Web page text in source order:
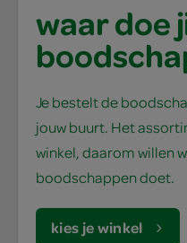
waar doe
Je bestelt de
jouw buurt. Het
winkel, daarom willen
boodschappen doet.
kies je winkel